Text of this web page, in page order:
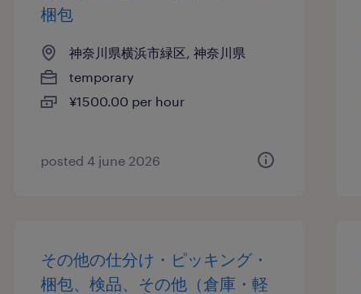
梱包
神奈川県横浜市緑区, 神奈川県
temporary
¥1500.00 per hour
posted 4 june 2026
その他の仕分け・ピッキング・
梱包、検品、その他（倉庫・軽